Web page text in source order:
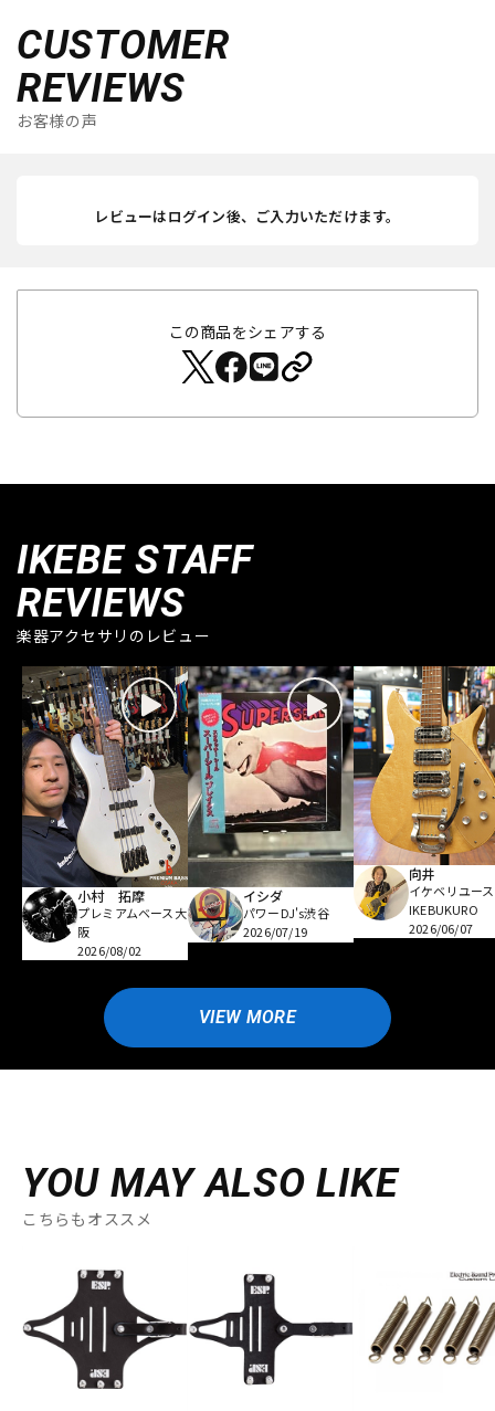
CUSTOMER
REVIEWS
お客様の声
レビューはログイン後、ご入力いただけます。
この商品をシェアする
IKEBE STAFF
REVIEWS
楽器アクセサリのレビュー
小村 拓摩
プレミアムベース大
阪
2026/08/02
イシダ
パワーDJ's渋谷
2026/07/19
向井
イケベリユース
IKEBUKURO
2026/06/07
VIEW MORE
YOU MAY ALSO LIKE
こちらもオススメ